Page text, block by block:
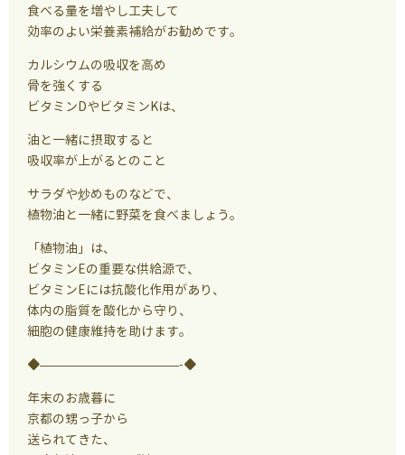
食べる量を増やし工夫して
効率のよい栄養素補給がお勧めです。
カルシウムの吸収を高め
骨を強くする
ビタミンDやビタミンKは、
油と一緒に摂取すると
吸収率が上がるとのこと
サラダや炒めものなどで、
植物油と一緒に野菜を食べましょう。
「植物油」は、
ビタミンEの重要な供給源で、
ビタミンEには抗酸化作用があり、
体内の脂質を酸化から守り、
細胞の健康維持を助けます。
◆———————————-◆
年末のお歳暮に
京都の甥っ子から
送られてきた、